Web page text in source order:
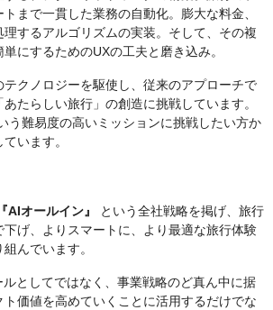
まで一貫した業務の自動化。膨大な料金、
するアルゴリズムの実装。そして、その複
にするためのUXの工夫と磨き込み。
クノロジーを駆使し、従来のアプローチで
たらしい旅行」の創造に挑戦しています。
う難易度の高いミッションに挑戦したい方か
います。
『AIオールイン』
という全社戦略を掲げ、旅行
げ、よりスマートに、より最適な旅行体験
んでいます。
としてではなく、事業戦略のど真ん中に据
ト価値を高めていくことに活用するだけでな